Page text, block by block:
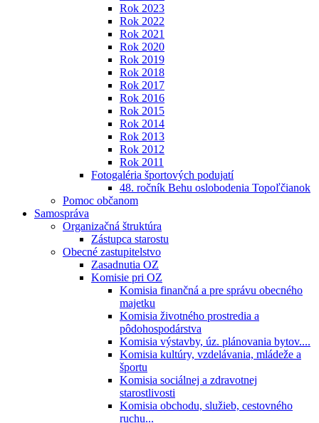
Rok 2023
Rok 2022
Rok 2021
Rok 2020
Rok 2019
Rok 2018
Rok 2017
Rok 2016
Rok 2015
Rok 2014
Rok 2013
Rok 2012
Rok 2011
Fotogaléria športových podujatí
48. ročník Behu oslobodenia Topoľčianok
Pomoc občanom
Samospráva
Organizačná štruktúra
Zástupca starostu
Obecné zastupitelstvo
Zasadnutia OZ
Komisie pri OZ
Komisia finančná a pre správu obecného
majetku
Komisia životného prostredia a
pôdohospodárstva
Komisia výstavby, úz. plánovania bytov....
Komisia kultúry, vzdelávania, mládeže a
športu
Komisia sociálnej a zdravotnej
starostlivosti
Komisia obchodu, služieb, cestovného
ruchu...